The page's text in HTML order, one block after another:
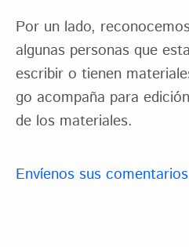
Por un lado,
algunas personas que
escribir o tienen
go acompaña para
de los materiales.
Envíenos sus